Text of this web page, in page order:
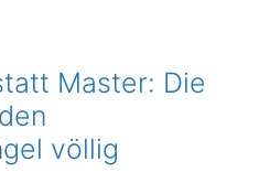
Master: Die
völlig